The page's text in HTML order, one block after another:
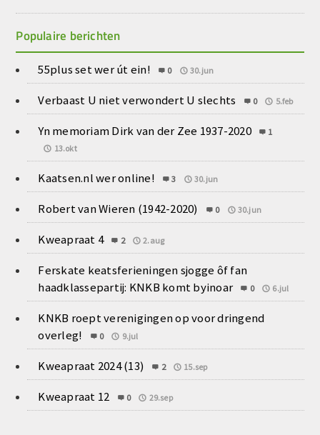
Populaire berichten
55plus set wer út ein! 0 30.jun
Verbaast U niet verwondert U slechts 0 5.feb
Yn memoriam Dirk van der Zee 1937-2020
1
13.okt
Kaatsen.nl wer online! 3 30.jun
Robert van Wieren (1942-2020) 0 30.jun
Kweapraat 4 2 2.aug
Ferskate keatsferieningen sjogge ôf fan
haadklassepartij: KNKB komt byinoar
0 6.jul
KNKB roept verenigingen op voor dringend
overleg!
0 9.jul
Kweapraat 2024 (13) 2 15.sep
Kweapraat 12 0 29.sep